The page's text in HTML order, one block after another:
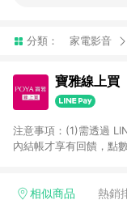
分類： 家電影音
寶雅線上買
注意事項：(1)需透過
內結帳才享有回饋，點
相似商品 熱銷